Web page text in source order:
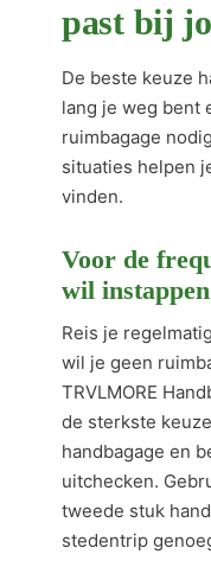
past bij
De beste keuze
lang je weg bent
ruimbagage
situaties helpen
vinden.
Voor de
wil instappen
Reis je
wil je geen
TRVLMORE
de sterkste
handbagage en
uitchecken.
tweede stuk
stedentrip